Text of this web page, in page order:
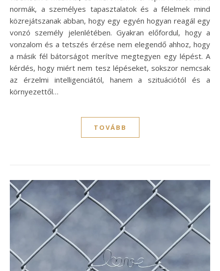
normák, a személyes tapasztalatok és a félelmek mind
közrejátszanak abban, hogy egy egyén hogyan reagál egy
vonzó személy jelenlétében. Gyakran előfordul, hogy a
vonzalom és a tetszés érzése nem elegendő ahhoz, hogy
a másik fél bátorságot merítve megtegyen egy lépést. A
kérdés, hogy miért nem tesz lépéseket, sokszor nemcsak
az érzelmi intelligenciától, hanem a szituációtól és a
környezettől…
TOVÁBB